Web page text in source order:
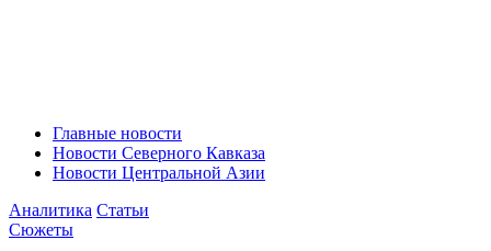
Главные новости
Новости Северного Кавказа
Новости Центральной Азии
Аналитика Статьи
Сюжеты